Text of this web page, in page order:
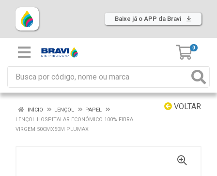
Baixe já o APP da Bravi
0
VOLTAR
INÍCIO LENÇOL
PAPEL
LENÇOL HOSPITALAR ECONÔMICO 100% FIBRA
VIRGEM 50CMX50M PLUMAX